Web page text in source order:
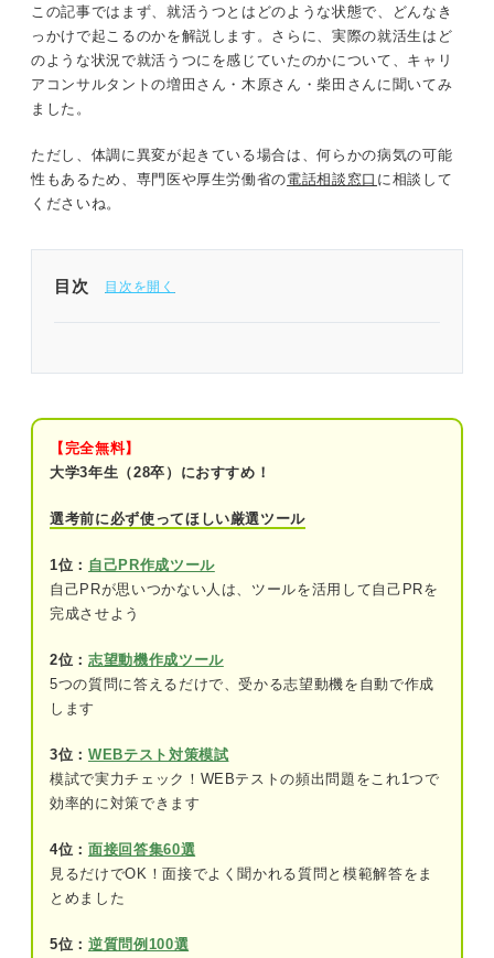
この記事ではまず、就活うつとはどのような状態で、どんなき
っかけで起こるのかを解説します。さらに、実際の就活生はど
のような状況で就活うつにを感じていたのかについて、キャリ
アコンサルタントの増田さん・木原さん・柴田さんに聞いてみ
ました。
ただし、体調に異変が起きている場合は、何らかの病気の可能
性もあるため、専門医や厚生労働省の電話相談窓口 に相談して
くださいね。
目次
①選考で落とされて自信を失っている
じている
③周りと比較して自分に引け目を感じてい
④卒業後のビジョンが見えなくて不安に感
⑤就活の予定が立て込んで余裕がなくなっ
ている
になっている
就活のプロ直伝！ 先輩就活生も実践したの就活う
学生の誰もが就活うつになる可能性があることを知
っておこう
特に要注意！ 就活うつになりやすい人の特徴
【完全無料】
大学3年生（28卒）におすすめ！
選考前に必ず使ってほしい厳選ツール
1位： 自己PR作成ツール
自己PRが思いつかない人は、ツールを活用して自己PRを
完成させよう
2位： 志望動機作成ツール
5つの質問に答えるだけで、受かる志望動機を自動で作成
します
3位： WEBテスト対策模試
模試で実力チェック！WEBテストの頻出問題をこれ1つで
効率的に対策できます
4位： 面接回答集60選
見るだけでOK！面接でよく聞かれる質問と模範解答をま
とめました
5位： 逆質問例100選